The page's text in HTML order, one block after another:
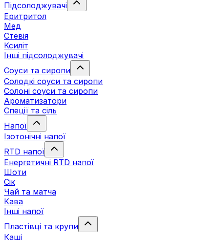
Підсолоджувачі
Еритритол
Мед
Стевія
Ксиліт
Інші підсолоджувачі
Соуси та сиропи
Солодкі соуси та сиропи
Солоні соуси та сиропи
Ароматизатори
Спеції та сіль
Напої
Ізотонічні напої
RTD напої
Енергетичні RTD напої
Шоти
Сік
Чай та матча
Кава
Інші напої
Пластівці та крупи
Каші